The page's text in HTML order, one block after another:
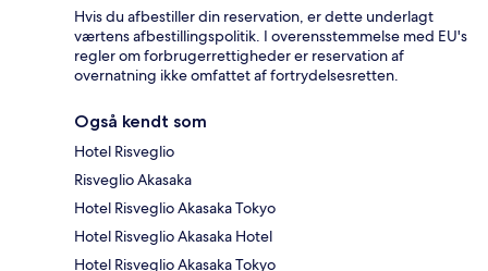
Hvis du afbestiller din reservation, er dette underlagt
værtens afbestillingspolitik. I overensstemmelse med EU's
regler om forbrugerrettigheder er reservation af
overnatning ikke omfattet af fortrydelsesretten.
Også kendt som
Hotel Risveglio
Risveglio Akasaka
Hotel Risveglio Akasaka Tokyo
Hotel Risveglio Akasaka Hotel
Hotel Risveglio Akasaka Tokyo